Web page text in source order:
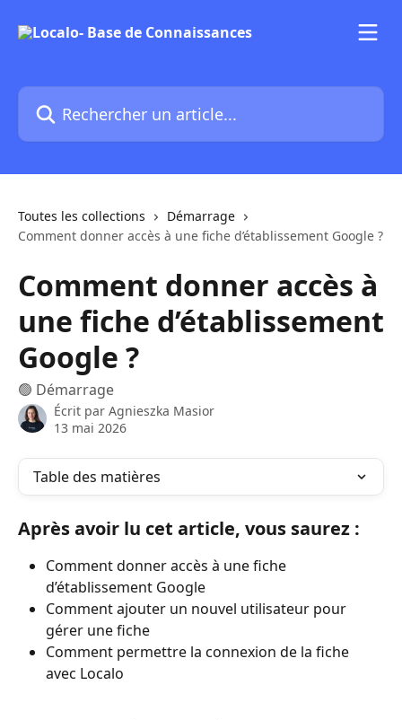
Rechercher un article...
Toutes les collections
Démarrage
Comment donner accès à une fiche d’établissement Google ?
Comment donner accès à
une fiche d’établissement
Google ?
🟢 Démarrage
Écrit par Agnieszka Masior
13 mai 2026
Table des matières
Après avoir lu cet article, vous saurez :
Comment donner accès à une fiche
d’établissement Google
Comment ajouter un nouvel utilisateur pour
gérer une fiche
Comment permettre la connexion de la fiche
avec Localo